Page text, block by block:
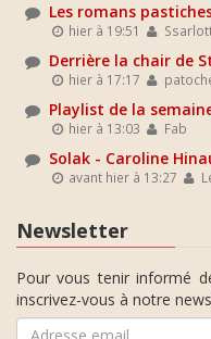
Les romans
hier à 19:51
Derrière la chair de
hier à 17:17
Playlist de la
hier à 13:03 Fab
Solak - Caroline
avant hier à 13:27
Newsletter
Pour vous tenir informé
inscrivez-vous à notre